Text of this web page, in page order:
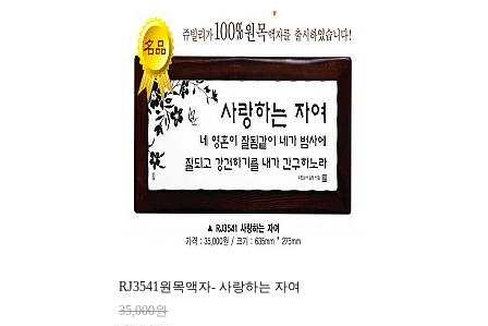
RJ3541원목액자- 사랑하는 자여
35,000원